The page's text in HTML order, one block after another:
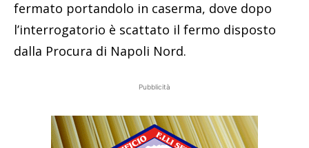
fermato portandolo in caserma, dove dopo
l’interrogatorio è scattato il fermo disposto
dalla Procura di Napoli Nord.
Pubblicità